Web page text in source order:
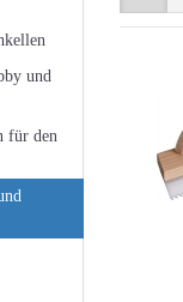
und
für den